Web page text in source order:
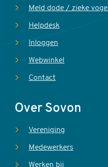
Meld dode / zieke vogel
Helpdesk
Inloggen
Webwinkel
Contact
Over Sovon
Vereniging
Medewerkers
Werken bij